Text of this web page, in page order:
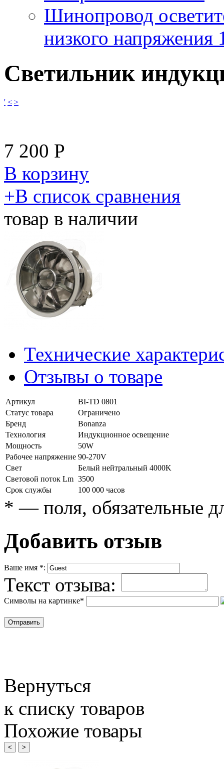
Шинопровод
низкого напряжения
Светильник
' < >
7 200 Р
В корзину
​+В список сравнения
товар в наличии
Технические
Отзывы о товаре
Артикул
BI-TD 0801
Статус товара
Ограничено
Бренд
Bonanza
Технология
Индукционное освещение
Мощность
50W
Рабочее напряжение 90-270V
Свет
Белый нейтральный 4000K
Световой поток Lm 3500
Срок службы
100 000 часов
* — поля, обязательные
Добавить отзыв
Ваше имя *:
Текст отзыва:
Символы на картинке*
Вернуться
к списку товаров
Похожие товары
< >